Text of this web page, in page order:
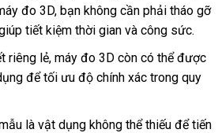
đo 3D, bạn không cần phải tháo gỡ
tiết kiệm thời gian và công sức.
riêng lẻ, máy đo 3D còn có thể được
để tối ưu độ chính xác trong quy
là vật dụng không thể thiếu để tiến